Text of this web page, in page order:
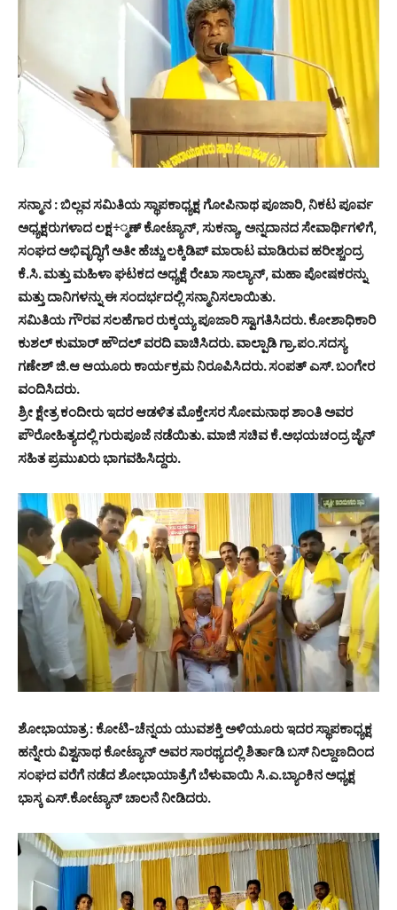
ಸನ್ಮಾನ : ಬಿಲ್ಲವ ಸಮಿತಿಯ ಸ್ಥಾಪಕಾಧ್ಯಕ್ಷ ಗೋಪಿನಾಥ ಪೂಜಾರಿ, ನಿಕಟ ಪೂರ್ವ
ಅಧ್ಯಕ್ಷರುಗಳಾದ ಲಕ್ಷ÷್ಮಣ್ ಕೋಟ್ಯಾನ್, ಸುಕನ್ಯಾ, ಅನ್ನದಾನದ ಸೇವಾರ್ಥಿಗಳಿಗೆ,
ಸಂಘದ ಅಭಿವೃದ್ಧಿಗೆ ಅತೀ ಹೆಚ್ಚು ಲಕ್ಕಿಡಿಪ್ ಮಾರಾಟ ಮಾಡಿರುವ ಹರೀಶ್ಚಂದ್ರ
ಕೆ.ಸಿ. ಮತ್ತು ಮಹಿಳಾ ಘಟಕದ ಅಧ್ಯಕ್ಷೆ ರೇಖಾ ಸಾಲ್ಯಾನ್, ಮಹಾ ಪೋಷಕರನ್ನು
ಮತ್ತು ದಾನಿಗಳನ್ನು ಈ ಸಂದರ್ಭದಲ್ಲಿ ಸನ್ಮಾನಿಸಲಾಯಿತು.
ಸಮಿತಿಯ ಗೌರವ ಸಲಹೆಗಾರ ರುಕ್ಕಯ್ಯ ಪೂಜಾರಿ ಸ್ವಾಗತಿಸಿದರು. ಕೋಶಾಧಿಕಾರಿ
ಕುಶಲ್ ಕುಮಾರ್ ಹೌದಲ್ ವರದಿ ವಾಚಿಸಿದರು. ವಾಲ್ಪಾಡಿ ಗ್ರಾ.ಪಂ.ಸದಸ್ಯ
ಗಣೇಶ್ ಜಿ.ಆ ಆಯೂರು ಕಾರ್ಯಕ್ರಮ ನಿರೂಪಿಸಿದರು. ಸಂಪತ್ ಎಸ್. ಬಂಗೇರ
ವಂದಿಸಿದರು.
ಶ್ರೀ ಕ್ಷೇತ್ರ ಕಂದೀರು ಇದರ ಆಡಳಿತ ಮೊಕ್ತೇಸರ ಸೋಮನಾಥ ಶಾಂತಿ ಅವರ
ಪೌರೋಹಿತ್ಯದಲ್ಲಿ ಗುರುಪೂಜೆ ನಡೆಯಿತು. ಮಾಜಿ ಸಚಿವ ಕೆ.ಅಭಯಚಂದ್ರ ಜೈನ್
ಸಹಿತ ಪ್ರಮುಖರು ಭಾಗವಹಿಸಿದ್ದರು.
ಶೋಭಾಯಾತ್ರ : ಕೋಟಿ-ಚೆನ್ನಯ ಯುವಶಕ್ತಿ ಅಳಿಯೂರು ಇದರ ಸ್ಥಾಪಕಾಧ್ಯಕ್ಷ
ಹನ್ನೇರು ವಿಶ್ವನಾಥ ಕೋಟ್ಯಾನ್ ಅವರ ಸಾರಥ್ಯದಲ್ಲಿ ಶಿರ್ತಾಡಿ ಬಸ್ ನಿಲ್ದಾಣದಿಂದ
ಸಂಘದ ವರೆಗೆ ನಡೆದ ಶೋಭಾಯಾತ್ರೆಗೆ ಬೆಳುವಾಯಿ ಸಿ.ಎ.ಬ್ಯಾಂಕಿನ ಅಧ್ಯಕ್ಷ
ಭಾಸ್ಕ ಎಸ್.ಕೋಟ್ಯಾನ್ ಚಾಲನೆ ನೀಡಿದರು.